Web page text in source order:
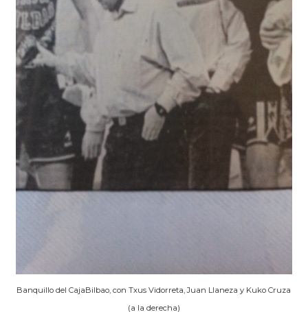
Banquillo del CajaBilbao, con Txus Vidorreta, Juan Llaneza y Kuko Cruza
(a la derecha)